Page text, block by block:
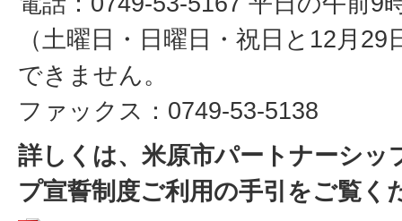
（土曜日・日曜日・祝日と12月
できません。
ファックス：0749-53-5138
詳しくは、米原市パートナーシッ
プ宣誓制度ご利用の手引をご覧く